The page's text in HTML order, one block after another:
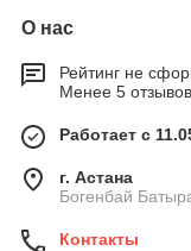
О нас
Рейтинг не
Менее 5
Работает с
г. Астана
Богенбай
Контакты